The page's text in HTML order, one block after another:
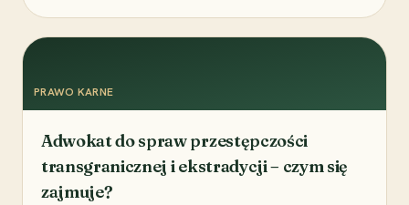
PRAWO KARNE
Adwokat do spraw przestępczości
transgranicznej i ekstradycji – czym się
zajmuje?